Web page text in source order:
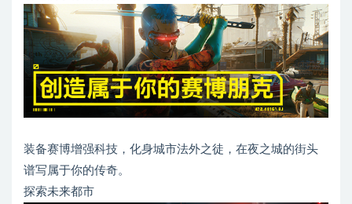
装备赛博增强科技，化身城市法外之徒，在夜之城的街头
谱写属于你的传奇。
探索未来都市